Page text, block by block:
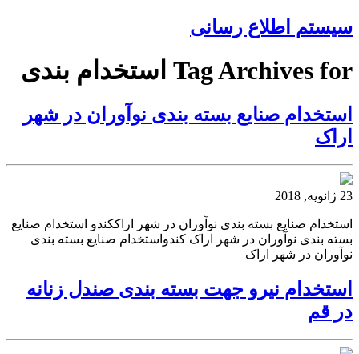
سیستم اطلاع رسانی
Tag Archives for استخدام بندی
استخدام صنایع بسته بندی نوآوران در شهر
اراک
23 ژانویه, 2018
استخدام صنایع بسته بندی نوآوران در شهر اراککندو استخدام صنایع
بسته بندی نوآوران در شهر اراک کندواستخدام صنایع بسته بندی
نوآوران در شهر اراک
استخدام نیرو جهت بسته بندی صندل زنانه
در قم